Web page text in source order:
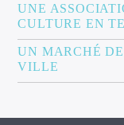
UNE
CULTURE EN
UN MARCHÉ
VILLE